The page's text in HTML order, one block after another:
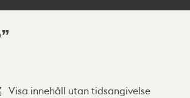
Visa innehåll utan tidsangivelse